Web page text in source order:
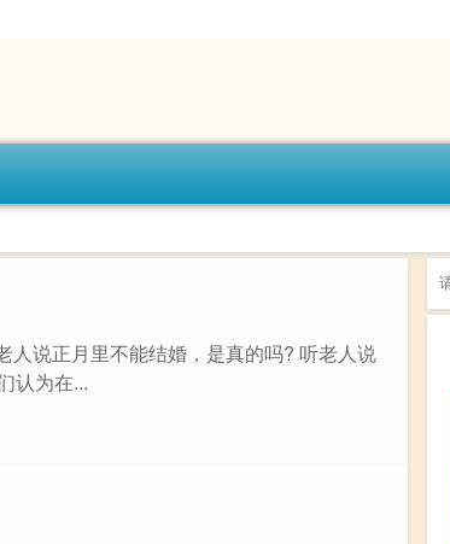
人说正月里不能结婚，是真的吗? 听老人说
认为在...